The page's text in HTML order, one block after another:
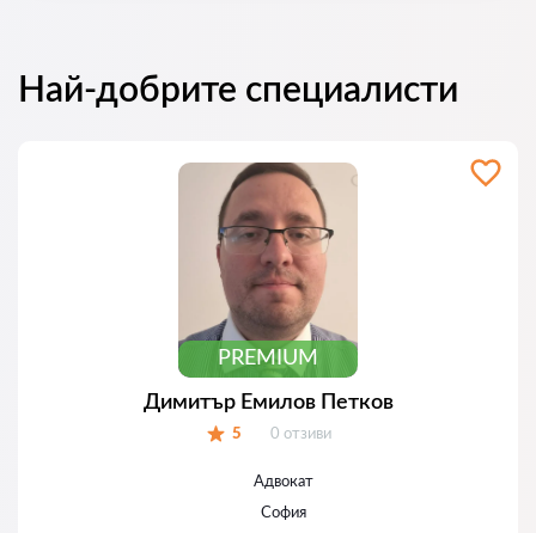
Най-добрите специалисти
PREMIUM
Димитър Емилов Петков
5 Отзиви:
0 отзиви
Адвокат
София